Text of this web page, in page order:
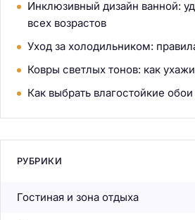
Инклюзивный дизайн ванной:
всех возрастов
Уход за холодильником:
Ковры светлых тонов: как
Как выбрать влагостойкие
РУБРИКИ
Гостиная и зона отдыха